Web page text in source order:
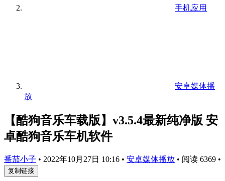
手机应用
安卓媒体播
放
【酷狗音乐车载版】v3.5.4最新纯净版 安
卓酷狗音乐车机软件
番茄小子 • 2022年10月27日 10:16 • 安卓媒体播放 • 阅读 6369 •
复制链接